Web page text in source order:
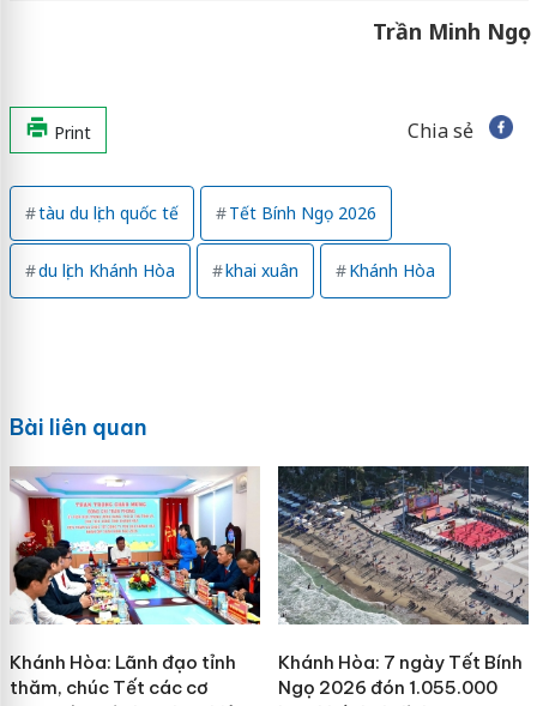
Trần Minh Ngọc
Print Chia sẻ
tàu du lịch quốc tế Tết Bính Ngọ 2026
du lịch Khánh Hòa khai xuân Khánh Hòa
Bài liên quan
Khánh Hòa: Lãnh đạo tỉnh
thăm, chúc Tết các cơ
Khánh Hòa: 7 ngày Tết Bính
Ngọ 2026 đón 1.055.000